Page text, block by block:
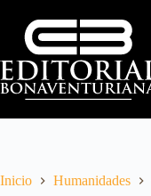
Inicio Humanidades